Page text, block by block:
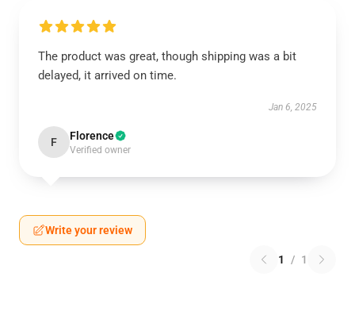
The product was great, though shipping was a bit
delayed, it arrived on time.
Jan 6, 2025
F Florence
Verified owner
Write your review
1 / 1